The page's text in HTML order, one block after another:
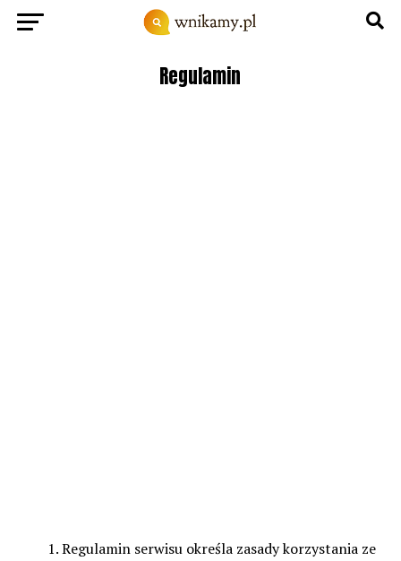
Regulamin
Regulamin serwisu określa zasady korzystania ze